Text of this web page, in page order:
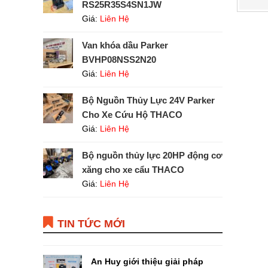
RS25R35S4SN1JW
Giá: Liên Hệ
Van khóa dầu Parker
BVHP08NSS2N20
Giá: Liên Hệ
Bộ Nguồn Thủy Lực 24V Parker
Cho Xe Cứu Hộ THACO
Giá: Liên Hệ
Bộ nguồn thủy lực 20HP động cơ
xăng cho xe cẩu THACO
Giá: Liên Hệ
TIN TỨC MỚI
An Huy giới thiệu giải pháp